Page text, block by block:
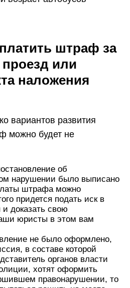
штраф за
или
наложения
вариантов развития
можно будет не
об
нарушении было выписано
штрафа можно
придется подать иск в
доказать свою
юристы в этом вам
не было оформлено,
в составе которой
органов власти
хотят оформить
правонарушении, то